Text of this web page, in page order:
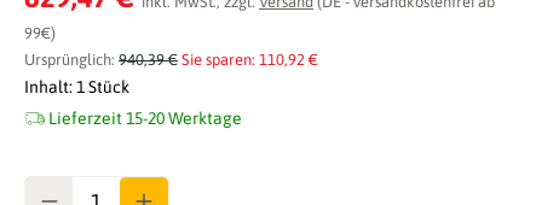
99€)
Ursprünglich: 940,39 € Sie sparen: 110,92 €
Inhalt: 1 Stück
Lieferzeit 15-20 Werktage